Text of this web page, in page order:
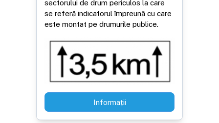
sectorului de drum periculos la care
se referă indicatorul împreună cu care
este montat pe drumurile publice.
Informații